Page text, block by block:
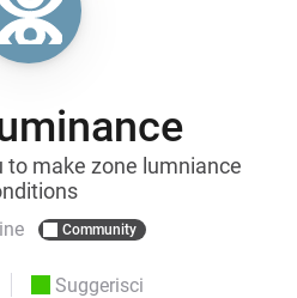
to make zone lumniance
Community
Suggerisci